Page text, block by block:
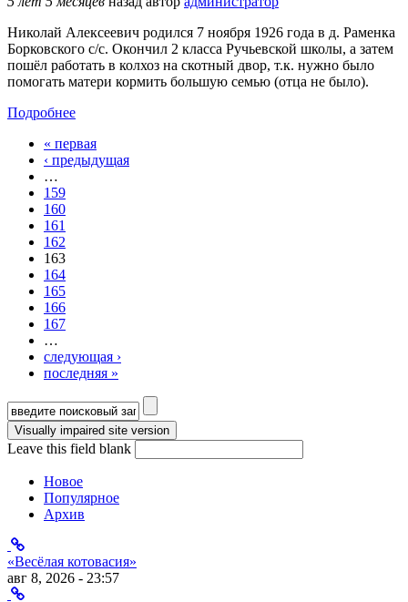
Николай Алексеевич родился 7 ноября 1926 года в д. Раменка
Борковского с/с. Окончил 2 класса Ручьевской школы, а затем
пошёл работать в колхоз на скотный двор, т.к. нужно было
помогать матери кормить большую семью (отца не было).
Подробнее
Страницы
« первая
‹ предыдущая
…
159
160
161
162
163
164
165
166
167
…
следующая ›
последняя »
Форма поиска
Leave this field blank
Новое
Популярное
Архив
«Весёлая котовасия»
авг 8, 2026 - 23:57